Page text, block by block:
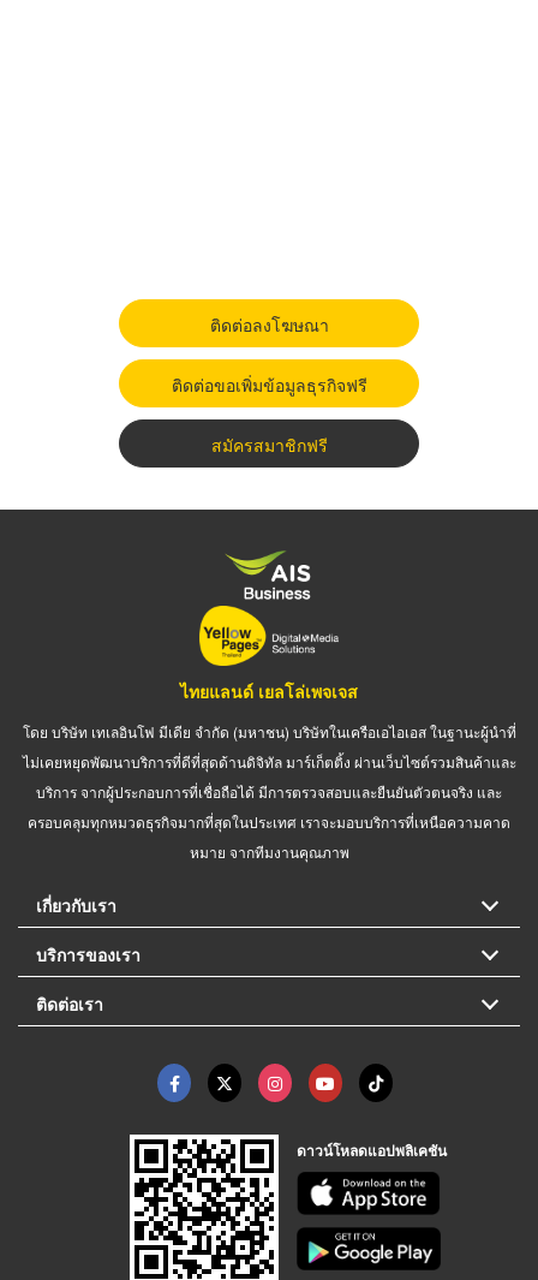
ติดต่อลงโฆษณา
ติดต่อขอเพิ่มข้อมูลธุรกิจฟรี
สมัครสมาชิกฟรี
ไทยแลนด์ เยลโล่เพจเจส
โดย บริษัท เทเลอินโฟ มีเดีย จำกัด (มหาชน) บริษัทในเครือเอไอเอส ในฐานะผู้นำที่
ไม่เคยหยุดพัฒนาบริการที่ดีที่สุดด้านดิจิทัล มาร์เก็ตติ้ง ผ่านเว็บไซต์รวมสินค้าและ
บริการ จากผู้ประกอบการที่เชื่อถือได้ มีการตรวจสอบและยืนยันตัวตนจริง และ
ครอบคลุมทุกหมวดธุรกิจมากที่สุดในประเทศ เราจะมอบบริการที่เหนือความคาด
หมาย จากทีมงานคุณภาพ
เกี่ยวกับเรา
บริการของเรา
ติดต่อเรา
ดาวน์โหลดแอปพลิเคชัน